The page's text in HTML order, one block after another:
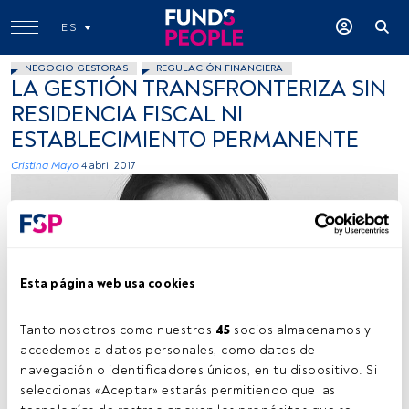
Esta página web usa cookies
Tanto nosotros como nuestros 45 socios almacenamos y
accedemos a datos personales, como datos de
navegación o identificadores únicos, en tu dispositivo. Si
seleccionas «Aceptar» estarás permitiendo que las
ES
NEGOCIO GESTORAS REGULACIÓN FINANCIERA
LA GESTIÓN TRANSFRONTERIZA SIN
RESIDENCIA FISCAL NI
ESTABLECIMIENTO PERMANENTE
Cristina Mayo 4 abril 2017
MainLegal
Tiempo lectura: 4 min.